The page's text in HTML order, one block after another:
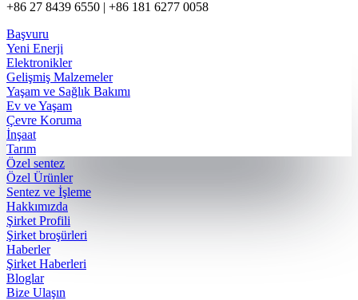
+86 27 8439 6550 | +86 181 6277 0058
Başvuru
Yeni Enerji
Elektronikler
Gelişmiş Malzemeler
Yaşam ve Sağlık Bakımı
Ev ve Yaşam
Çevre Koruma
İnşaat
Tarım
Özel sentez
Özel Ürünler
Sentez ve İşleme
Hakkımızda
Şirket Profili
Şirket broşürleri
Haberler
Şirket Haberleri
Bloglar
Bize Ulaşın